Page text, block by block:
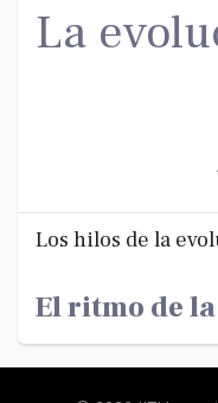
La
Los hilos de la
El ritmo de
Los hilos de la